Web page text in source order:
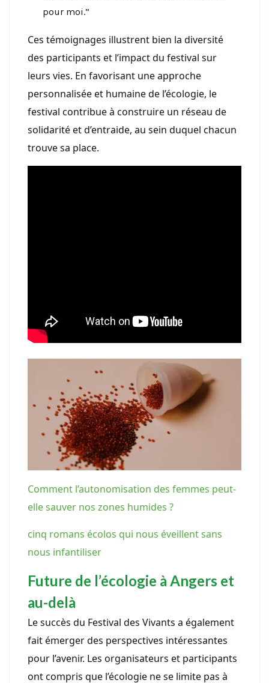
pour moi.”
Ces témoignages illustrent bien la diversité
des participants et l’impact du festival sur
leurs vies. En favorisant une approche
personnalisée et humaine de l’écologie, le
festival contribue à construire un réseau de
solidarité et d’entraide, au sein duquel chacun
trouve sa place.
Comment l’autonomisation des femmes peut-
elle sauver nos zones humides ?
cinq romans écolos qui nous éveillent sans
nous infantiliser
Future de l’écologie à Angers et
au-delà
Le succès du Festival des Vivants a également
fait émerger des perspectives intéressantes
pour l’avenir. Les organisateurs et participants
ont compris que l’écologie ne se limite pas à